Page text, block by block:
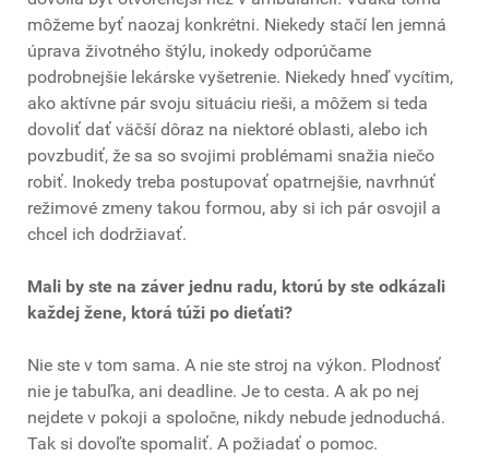
môžeme byť naozaj konkrétni. Niekedy stačí len jemná
úprava životného štýlu, inokedy odporúčame
podrobnejšie lekárske vyšetrenie. Niekedy hneď vycítim,
ako aktívne pár svoju situáciu rieši, a môžem si teda
dovoliť dať väčší dôraz na niektoré oblasti, alebo ich
povzbudiť, že sa so svojimi problémami snažia niečo
robiť. Inokedy treba postupovať opatrnejšie, navrhnúť
režimové zmeny takou formou, aby si ich pár osvojil a
chcel ich dodržiavať.
Mali by ste na záver jednu radu, ktorú by ste odkázali
každej žene, ktorá túži po dieťati?
Nie ste v tom sama. A nie ste stroj na výkon. Plodnosť
nie je tabuľka, ani deadline. Je to cesta. A ak po nej
nejdete v pokoji a spoločne, nikdy nebude jednoduchá.
Tak si dovoľte spomaliť. A požiadať o pomoc.